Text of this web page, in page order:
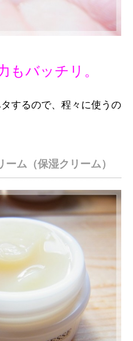
もバッチリ。
するので、程々に使うの
ム（保湿クリーム）